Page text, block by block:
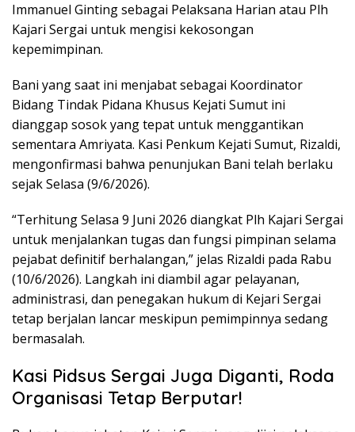
Immanuel Ginting sebagai Pelaksana Harian atau Plh
Kajari Sergai untuk mengisi kekosongan
kepemimpinan.
Bani yang saat ini menjabat sebagai Koordinator
Bidang Tindak Pidana Khusus Kejati Sumut ini
dianggap sosok yang tepat untuk menggantikan
sementara Amriyata. Kasi Penkum Kejati Sumut, Rizaldi,
mengonfirmasi bahwa penunjukan Bani telah berlaku
sejak Selasa (9/6/2026).
“Terhitung Selasa 9 Juni 2026 diangkat Plh Kajari Sergai
untuk menjalankan tugas dan fungsi pimpinan selama
pejabat definitif berhalangan,” jelas Rizaldi pada Rabu
(10/6/2026). Langkah ini diambil agar pelayanan,
administrasi, dan penegakan hukum di Kejari Sergai
tetap berjalan lancar meskipun pemimpinnya sedang
bermasalah.
Kasi Pidsus Sergai Juga Diganti, Roda
Organisasi Tetap Berputar!